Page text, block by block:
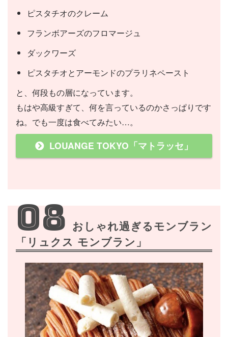
ピスタチオのクレーム
フランボアーズのフロマージュ
ダックワーズ
ピスタチオとアーモンドのプラリネペースト
と、何段もの層になっています。
もはや高級すぎて、何を言っているのかさっぱりです
ね。でも一度は食べてみたい…。
LOUANGE TOKYO「マトラッセ」
08 おしゃれ過ぎるモンブラン
「リュクス モンブラン」